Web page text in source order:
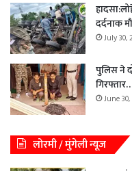
दर्दनाक
July 30,
पुलिस ने
June
लोरमी / मुंगेली न्यूज